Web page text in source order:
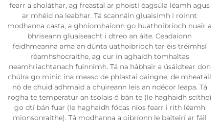
fearr a sholáthar, ag freastal ar phoistí éagsúla léamh agus
ar mhéid na leabhar. Tá scannáin gluaisimh i roinnt
modhanna casta, a ghníomhaíonn go huathoibríoch nuair a
bhriseann gluaiseacht i dtreo an áite. Ceadaíonn
feidhmeanna ama an dúnta uathoibríoch tar éis tréimhsí
réamhshocraithe, ag cur in aghaidh tomhaltas
neamhriachtanach fuinnimh. Tá na hábhair a úsáidtear don
chúlra go minic ina measc de phlastaí daingne, de mheatail
nó de chuid adhmaid a chuireann leis an ndécor leapa. Tá
rogha te temperatur an tsolais ó bán te (le haghaidh scíthe)
go dtí bán fuar (le haghaidh fócas níos fearr i rith léamh
mionsonraithe). Tá modhanna a oibríonn le baiteirí ar fáil